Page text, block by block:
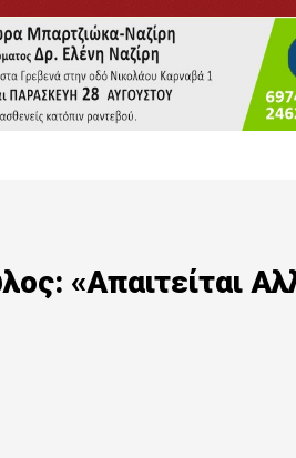
«Απαιτείται